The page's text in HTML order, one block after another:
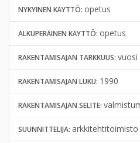
NYKYINEN KÄYTTÖ: opetus
ALKUPERÄINEN KÄYTTÖ: opetus
RAKENTAMISAJAN TARKKUUS: vuosi
RAKENTAMISAJAN LUKU: 1990
RAKENTAMISAJAN SELITE:
SUUNNITTELIJA: